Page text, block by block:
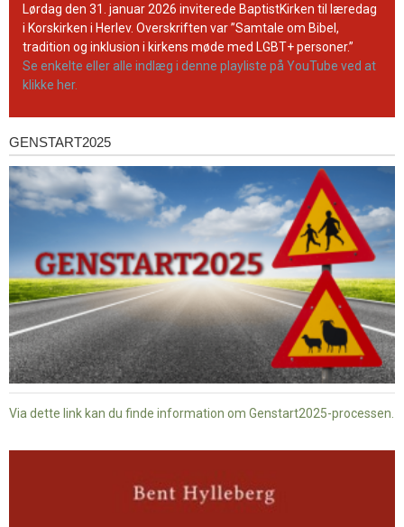
YouTube-
kanal
Lørdag den 31. januar 2026 inviterede BaptistKirken til læredag
i Korskirken i Herlev. Overskriften var ”Samtale om Bibel,
tradition og inklusion i kirkens møde med LGBT+ personer.”
Se enkelte eller alle indlæg i denne playliste på YouTube ved at
klikke her.
Genstart2025
GENSTART2025
Via dette link kan du finde information om Genstart2025-processen.